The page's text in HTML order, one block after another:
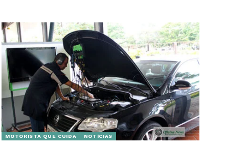
MOTORISTA QUE CUIDA NOTÍCIAS